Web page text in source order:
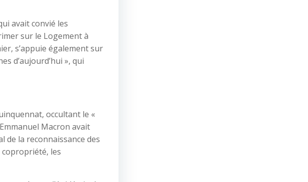
avait convié les
sur le Logement à
s’appuie également sur
d’aujourd’hui », qui
occultant le «
Macron avait
la reconnaissance des
copropriété, les